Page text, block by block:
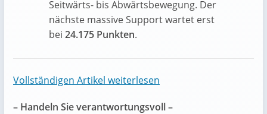
Seitwärts- bis Abwärtsbewegung. Der
nächste massive Support wartet erst
bei 24.175 Punkten.
Vollständigen Artikel weiterlesen
– Handeln Sie verantwortungsvoll –